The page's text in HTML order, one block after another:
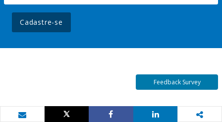
Cadastre-se
Feedback Survey